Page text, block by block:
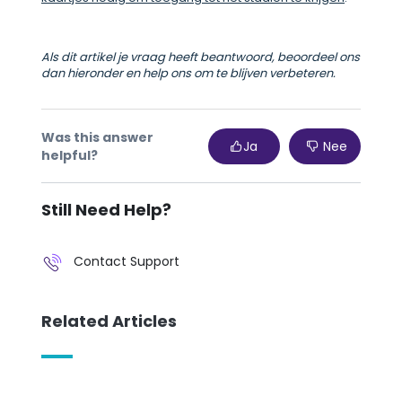
Als dit artikel je vraag heeft beantwoord, beoordeel ons
dan hieronder en help ons om te blijven verbeteren.
Was this answer
helpful?
Ja Nee
Still Need Help?
Contact Support
Related Articles